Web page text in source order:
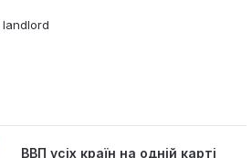
landlord
ВВП усіх країн на одній карті